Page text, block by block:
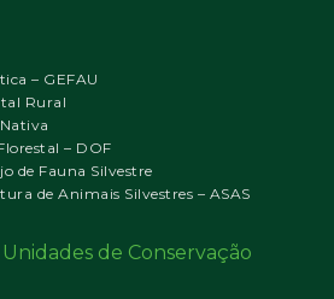
– GEFAU
Rural
– DOF
de Fauna Silvestre
de Animais Silvestres – ASAS
de Conservação